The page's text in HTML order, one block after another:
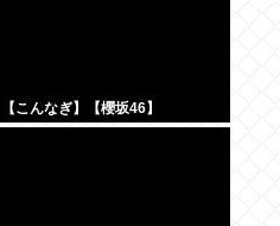
こんなぎ】【櫻坂46】